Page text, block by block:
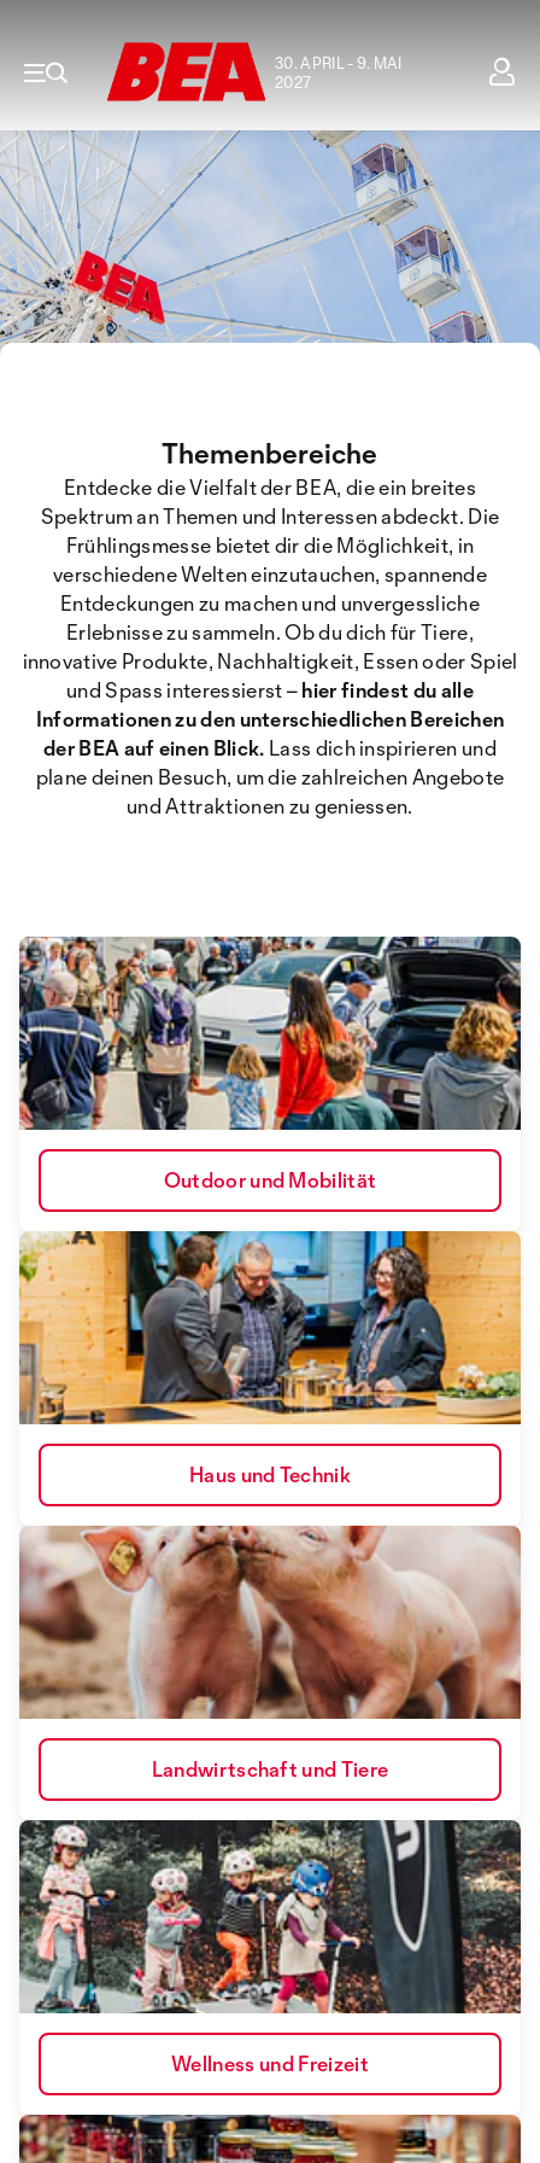
30. APRIL - 9. MAI
2027
Themenbereiche
Entdecke die Vielfalt der BEA, die ein breites
Spektrum an Themen und Interessen abdeckt. Die
Frühlingsmesse bietet dir die Möglichkeit, in
verschiedene Welten einzutauchen, spannende
Entdeckungen zu machen und unvergessliche
Erlebnisse zu sammeln. Ob du dich für Tiere,
innovative Produkte, Nachhaltigkeit, Essen oder Spiel
und Spass interessierst –hier findest du alle
Informationen zu den unterschiedlichen Bereichen
der BEA auf einen Blick. Lass dich inspirieren und
plane deinen Besuch, um die zahlreichen Angebote
und Attraktionen zu geniessen.
Outdoor und Mobilität
Haus und Technik
Landwirtschaft und Tiere
Wellness und Freizeit